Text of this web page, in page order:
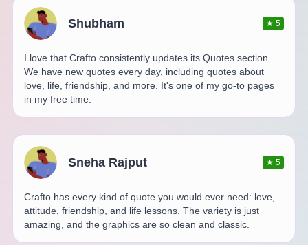
Shubham ★5
I love that Crafto consistently updates its Quotes section.
We have new quotes every day, including quotes about
love, life, friendship, and more. It's one of my go-to pages
in my free time.
Sneha Rajput ★5
Crafto has every kind of quote you would ever need: love,
attitude, friendship, and life lessons. The variety is just
amazing, and the graphics are so clean and classic.